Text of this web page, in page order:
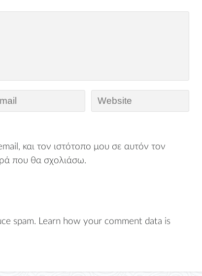
και τον ιστότοπο μου σε αυτόν τον
που θα σχολιάσω.
spam. Learn how your comment data is